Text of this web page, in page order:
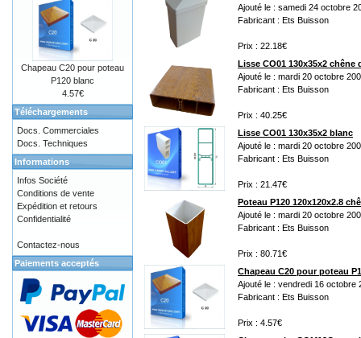
Ajouté le : samedi 24 octobre
Fabricant : Ets Buisson
Prix : 22.18€
Lisse CO01 130x35x2 chêne
Ajouté le : mardi 20 octobre
Fabricant : Ets Buisson
Prix : 40.25€
Lisse CO01 130x35x2 blanc
Ajouté le : mardi 20 octobre
Fabricant : Ets Buisson
Prix : 21.47€
Poteau P120 120x120x2.8
Ajouté le : mardi 20 octobre
Fabricant : Ets Buisson
Prix : 80.71€
Chapeau C20 pour poteau
Ajouté le : vendredi 16 octobre
Fabricant : Ets Buisson
Prix : 4.57€
Chapeau C20 pour poteau
P120 blanc
4.57€
Téléchargements
Docs. Commerciales
Docs. Techniques
Informations
Infos Société
Conditions de vente
Expédition et retours
Confidentialité
Contactez-nous
Paiements acceptés